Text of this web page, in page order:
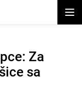
Za
sa